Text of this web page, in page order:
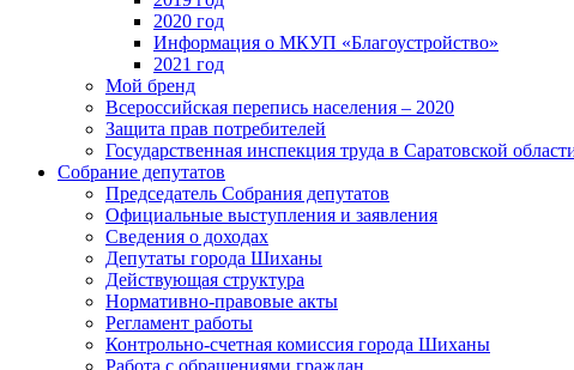
2020 год
Информация о МКУП «Благоустройство»
2021 год
Мой бренд
Всероссийская перепись населения – 2020
Защита прав потребителей
Государственная инспекция труда в Саратовской
Собрание депутатов
Председатель Собрания депутатов
Официальные выступления и заявления
Сведения о доходах
Депутаты города Шиханы
Действующая структура
Нормативно-правовые акты
Регламент работы
Контрольно-счетная комиссия города Шиханы
Работа с обращениями граждан